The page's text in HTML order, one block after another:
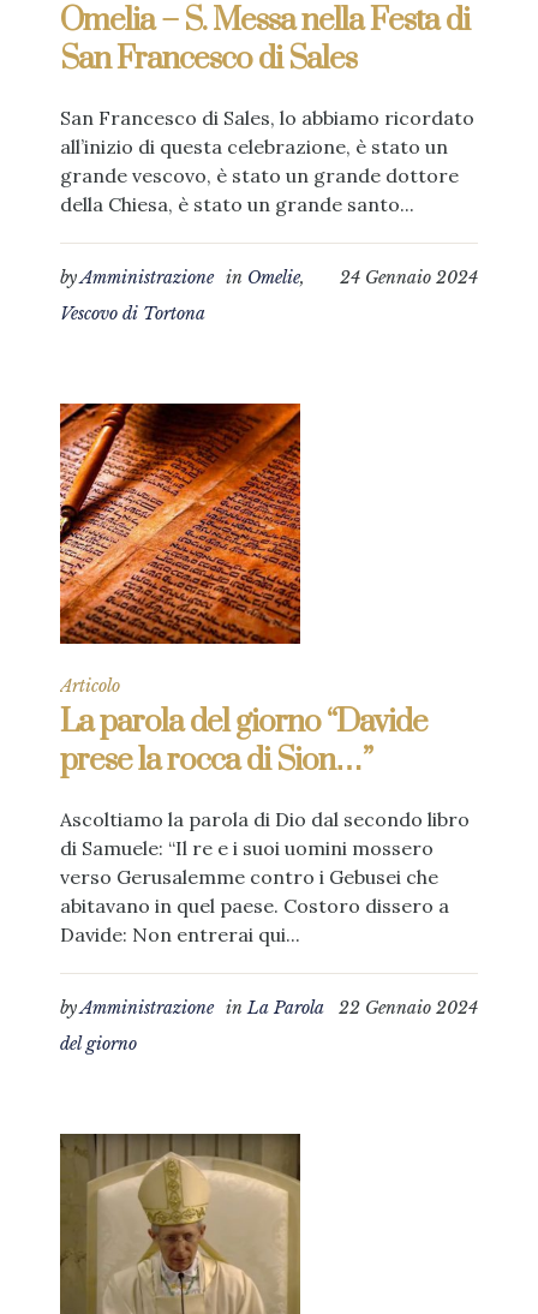
Omelia – S. Messa nella Festa di
San Francesco di Sales
San Francesco di Sales, lo abbiamo ricordato
all’inizio di questa celebrazione, è stato un
grande vescovo, è stato un grande dottore
della Chiesa, è stato un grande santo...
24 Gennaio 2024
byAmministrazione in Omelie,
Vescovo di Tortona
Articolo
La parola del giorno “Davide
prese la rocca di Sion…”
Ascoltiamo la parola di Dio dal secondo libro
di Samuele: “Il re e i suoi uomini mossero
verso Gerusalemme contro i Gebusei che
abitavano in quel paese. Costoro dissero a
Davide: Non entrerai qui...
22 Gennaio 2024
byAmministrazione inLa Parola
del giorno